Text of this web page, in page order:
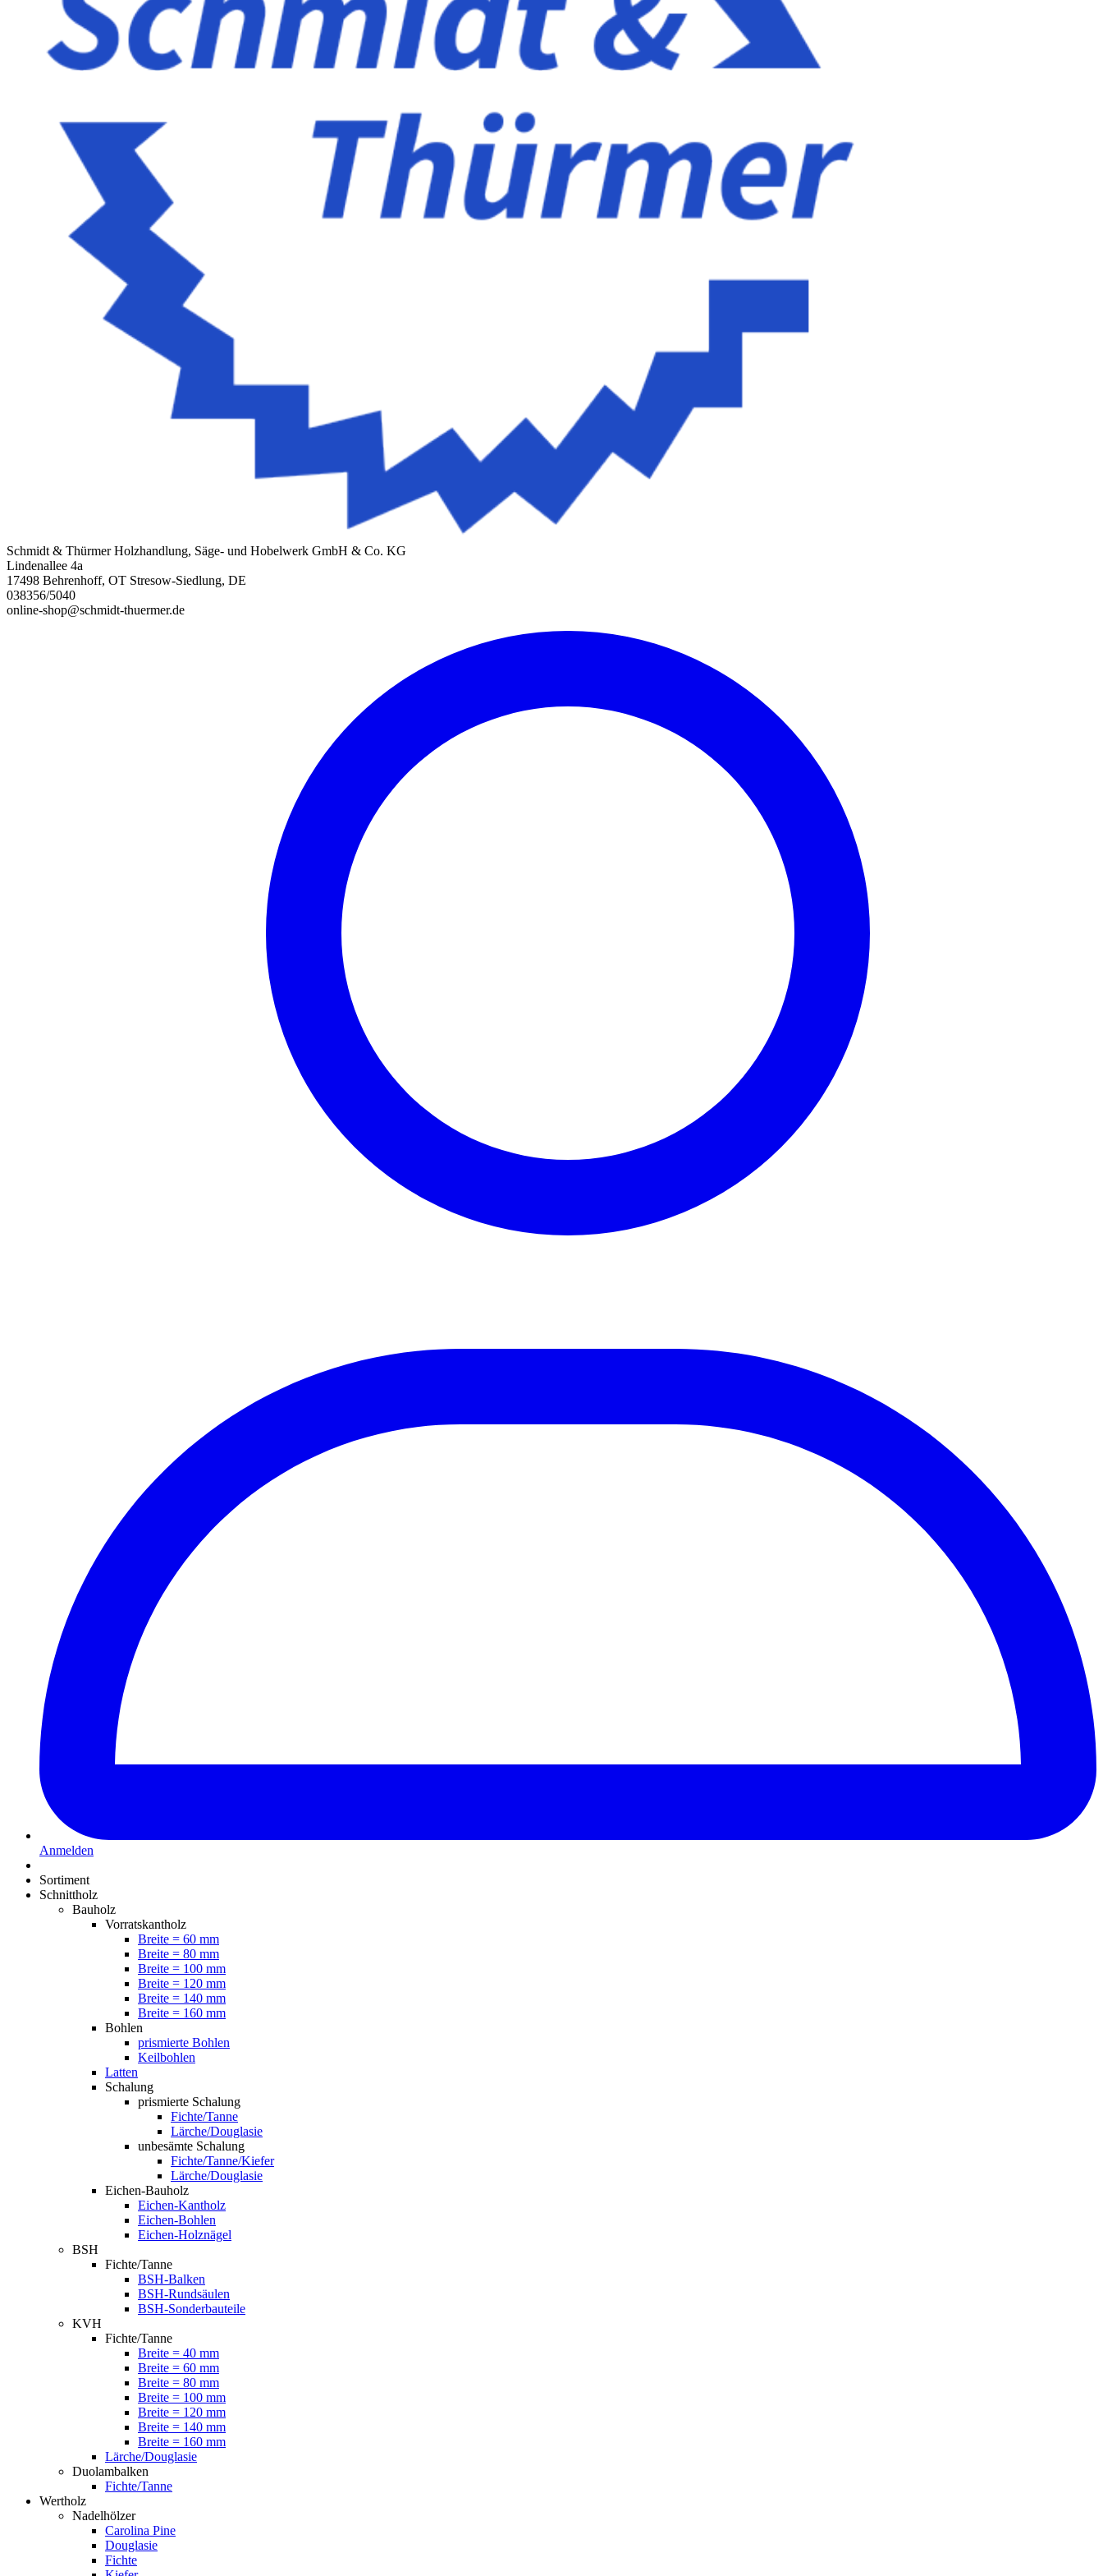
Schmidt & Thürmer Holzhandlung, Säge- und Hobelwerk GmbH & Co. KG
Lindenallee 4a
17498 Behrenhoff, OT Stresow-Siedlung, DE
038356/5040
online-shop@schmidt-thuermer.de
Anmelden
Sortiment
Schnittholz
Bauholz
Vorratskantholz
Breite = 60 mm
Breite = 80 mm
Breite = 100 mm
Breite = 120 mm
Breite = 140 mm
Breite = 160 mm
Bohlen
prismierte Bohlen
Keilbohlen
Latten
Schalung
prismierte Schalung
Fichte/Tanne
Lärche/Douglasie
unbesämte Schalung
Fichte/Tanne/Kiefer
Lärche/Douglasie
Eichen-Bauholz
Eichen-Kantholz
Eichen-Bohlen
Eichen-Holznägel
BSH
Fichte/Tanne
BSH-Balken
BSH-Rundsäulen
BSH-Sonderbauteile
KVH
Fichte/Tanne
Breite = 40 mm
Breite = 60 mm
Breite = 80 mm
Breite = 100 mm
Breite = 120 mm
Breite = 140 mm
Breite = 160 mm
Lärche/Douglasie
Duolambalken
Fichte/Tanne
Wertholz
Nadelhölzer
Carolina Pine
Douglasie
Fichte